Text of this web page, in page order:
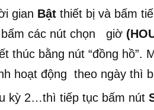
gian Bật thiết bị và bấm
bấm các nút chọn giờ
thúc bằng nút “đồng hồ”.
hoạt động theo ngày thì
kỳ 2…thì tiếp tục bấm nút